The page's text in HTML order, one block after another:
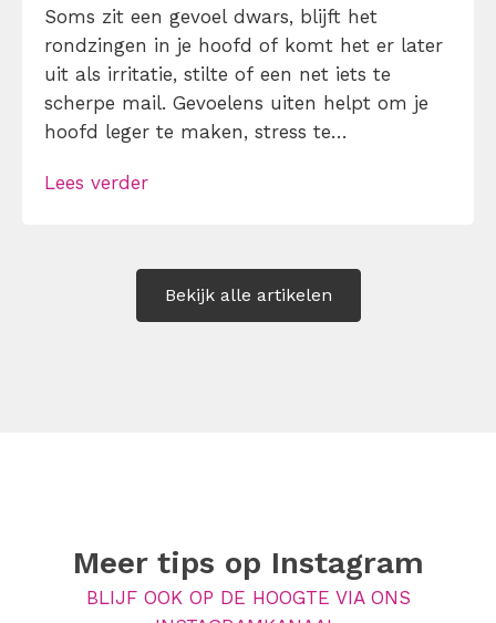
Soms zit een gevoel dwars, blijft het
rondzingen in je hoofd of komt het er later
uit als irritatie, stilte of een net iets te
scherpe mail. Gevoelens uiten helpt om je
hoofd leger te maken, stress te
Maar hoe doe je dat zonder drama, verwijt
Lees verder
Bekijk alle artikelen
Meer tips op Instagram
BLIJF OOK OP DE HOOGTE VIA ONS